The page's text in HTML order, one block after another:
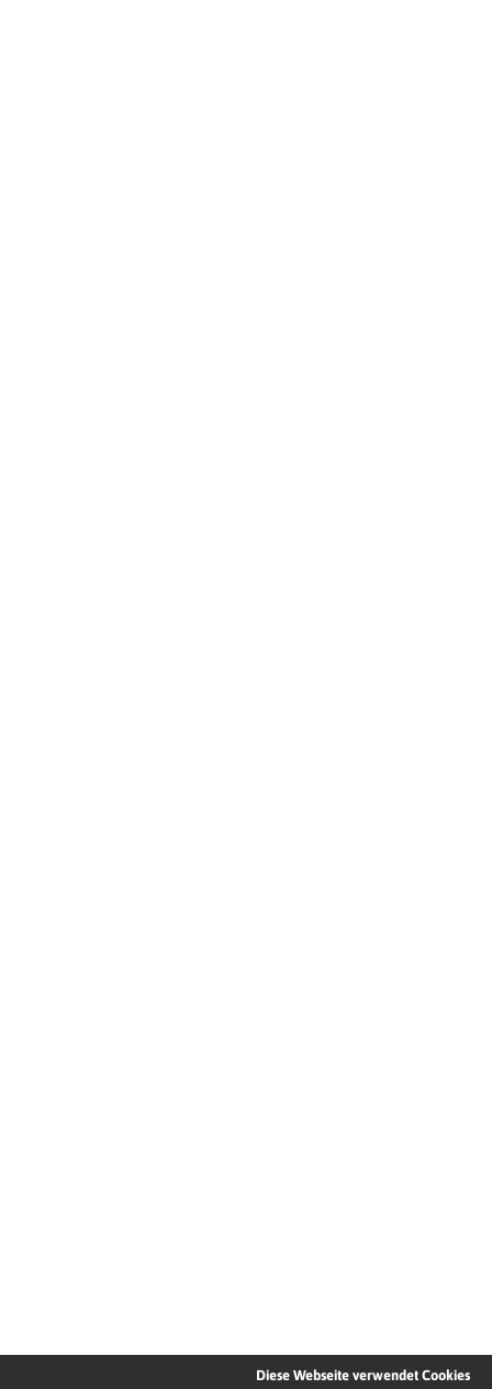
Diese Webseite verwendet Cookies